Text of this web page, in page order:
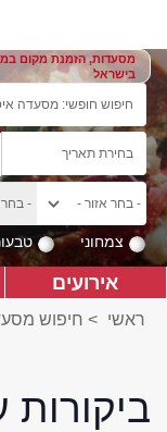
מסעדות, הזמנת מקום
בישראל
צמחוני
אירועים
ראשי > חיפוש